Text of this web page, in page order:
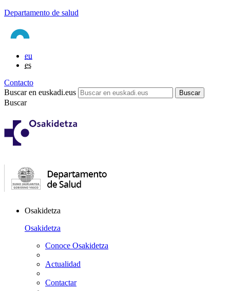
Departamento de salud
eu
es
Contacto
Buscar en euskadi.eus
Buscar
Osakidetza
Osakidetza
Conoce Osakidetza
Actualidad
Contactar